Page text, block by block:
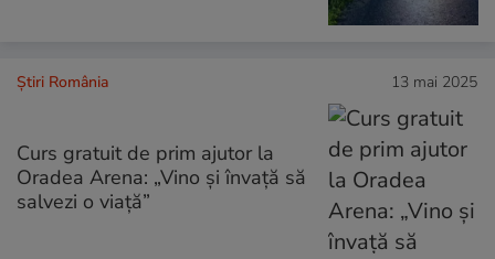
Știri România 13 mai 2025
Curs gratuit de prim ajutor la
Oradea Arena: „Vino și învață să
salvezi o viață”